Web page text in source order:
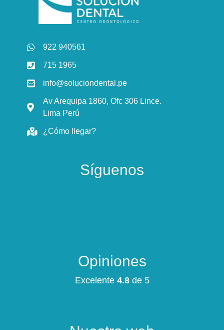
922 940561
715 1965
info@soluciondental.pe
Av Arequipa 1860, Ofc 306 Lince.
Lima Perú
¿Cómo llegar?
Síguenos
Opiniones
Excelente 4.8de 5